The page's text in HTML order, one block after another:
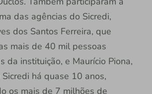
das agências do Sicredi,
dos Santos Ferreira, que
mais de 40 mil pessoas
da instituição, e Maurício Piona,
há quase 10 anos,
os mais de 7 milhões de